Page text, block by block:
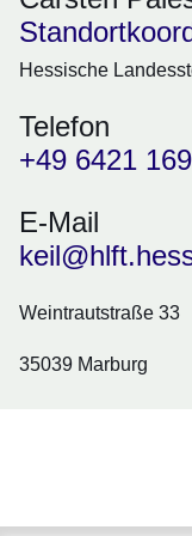
Hessische
Telefon
+49 6421
E-Mail
Weintrautstraße 33
35039 Marburg